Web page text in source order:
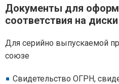
Документы для
соответствия на диски
Для серийно выпускаемой
союзе
Свидетельство ОГРН,